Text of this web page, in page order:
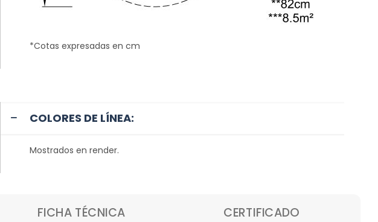
*Cotas expresadas en cm
COLORES DE LÍNEA:
Mostrados en render.
FICHA TÉCNICA CERTIFICADO